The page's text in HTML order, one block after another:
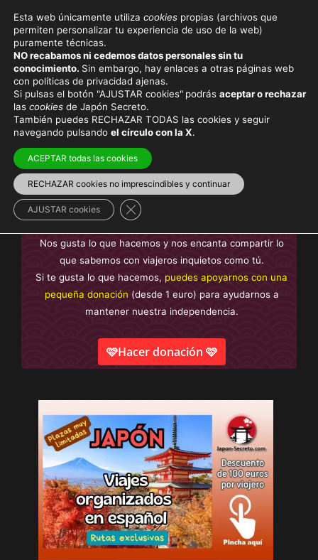
JUEGOS OLÍMPICOS
Viaja con el mejor seguro y
En Japón Secreto te ofrecemos contenido
sin anuncios
intrusivos y sin contenido de pago
Nos gusta lo que hacemos y nos encanta compartir lo
que sabemos con viajeros inquietos como tú.
Si te gusta lo que hacemos, puedes apoyarnos con una
pequeña donación (desde 1 euro) para ayudarnos a
mantener nuestra independencia.
🩷Hacer donación 🩷
Esta web únicamente utiliza cookies propias (archivos que
permiten personalizar tu experiencia de uso de la web)
puramente técnicas.
NO recabamos ni cedemos datos personales sin tu
conocimiento. Sin embargo, hay enlaces a otras páginas web
con políticas de privacidad ajenas.
Si pulsas el botón "AJUSTAR cookies" podrás aceptar o rechazar
las cookies de Japón Secreto.
También puedes RECHAZAR TODAS las cookies y seguir
navegando pulsando el círculo con la X.
ACEPTAR todas las cookies
RECHAZAR cookies no imprescindibles y continuar
AJUSTAR cookies Cerrar el banner de cookies RGPD